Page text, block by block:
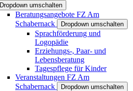
Dropdown umschalten
Beratungsangebote FZ Am
Schabernack
Dropdown umschalten
Sprachförderung und
Logopädie
Erziehungs-, Paar- und
Lebensberatung
Tagespflege für Kinder
Veranstaltungen FZ Am
Schabernack
Dropdown umschalten